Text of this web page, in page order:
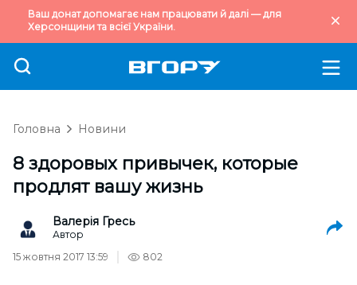
Ваш донат допомагає нам працювати й далі — для
Херсонщини та всієї України.
Головна Новини
8 здоровых привычек, которые
продлят вашу жизнь
Валерія Гресь
Автор
15 жовтня 2017 13:59
802